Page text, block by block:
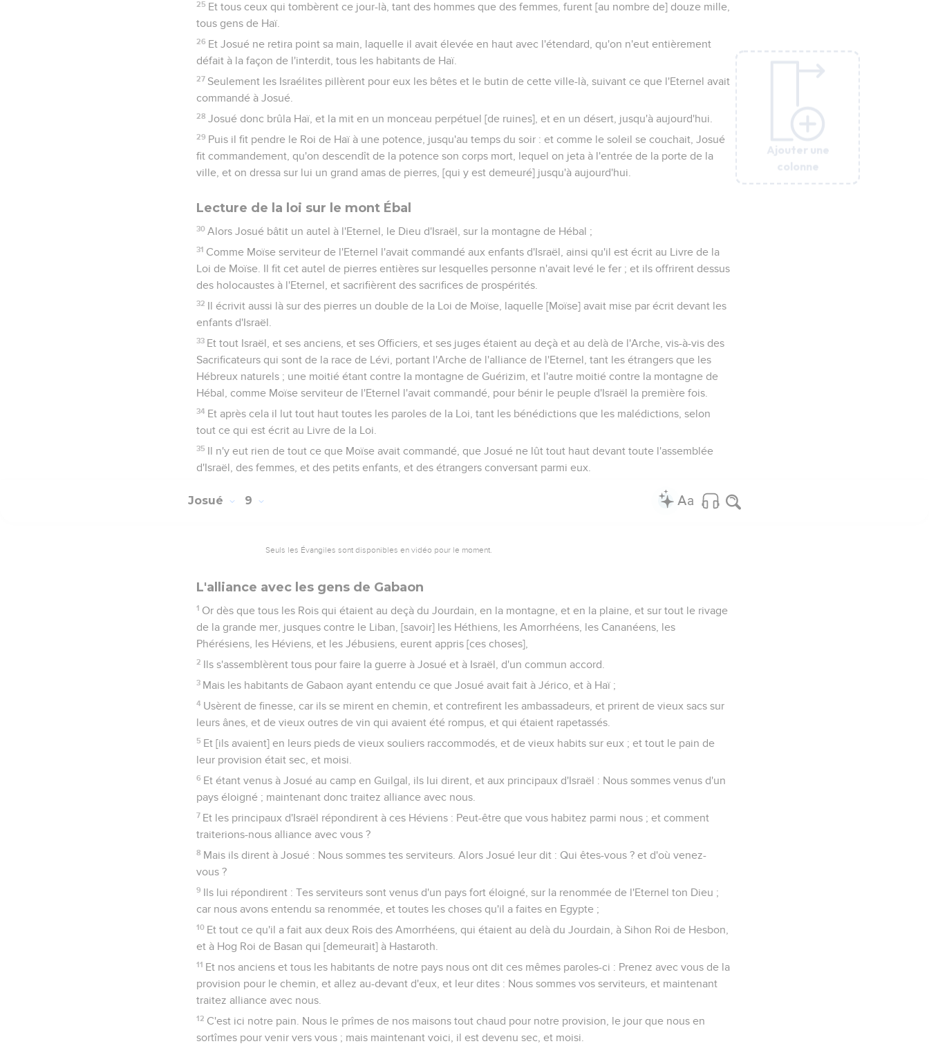
Ajouter une
colonne
25 Et tous ceux qui tombèrent ce jour-là, tant des hommes que des femmes, furent [au nombre de] douze mille,
tous gens de Haï.
26 Et Josué ne retira point sa main, laquelle il avait élevée en haut avec l'étendard, qu'on n'eut entièrement
défait à la façon de l'interdit, tous les habitants de Haï.
27 Seulement les Israélites pillèrent pour eux les bêtes et le butin de cette ville-là, suivant ce que l'Eternel avait
commandé à Josué.
28 Josué donc brûla Haï, et la mit en un monceau perpétuel [de ruines], et en un désert, jusqu'à aujourd'hui.
29 Puis il fit pendre le Roi de Haï à une potence, jusqu'au temps du soir : et comme le soleil se couchait, Josué
fit commandement, qu'on descendît de la potence son corps mort, lequel on jeta à l'entrée de la porte de la
ville, et on dressa sur lui un grand amas de pierres, [qui y est demeuré] jusqu'à aujourd'hui.
Lecture de la loi sur le mont Ébal
30 Alors Josué bâtit un autel à l'Eternel, le Dieu d'Israël, sur la montagne de Hébal ;
31 Comme Moïse serviteur de l'Eternel l'avait commandé aux enfants d'Israël, ainsi qu'il est écrit au Livre de la
Loi de Moïse. Il fit cet autel de pierres entières sur lesquelles personne n'avait levé le fer ; et ils offrirent dessus
des holocaustes à l'Eternel, et sacrifièrent des sacrifices de prospérités.
32 Il écrivit aussi là sur des pierres un double de la Loi de Moïse, laquelle [Moïse] avait mise par écrit devant les
enfants d'Israël.
33 Et tout Israël, et ses anciens, et ses Officiers, et ses juges étaient au deçà et au delà de l'Arche, vis-à-vis des
Sacrificateurs qui sont de la race de Lévi, portant l'Arche de l'alliance de l'Eternel, tant les étrangers que les
Hébreux naturels ; une moitié étant contre la montagne de Guérizim, et l'autre moitié contre la montagne de
Hébal, comme Moïse serviteur de l'Eternel l'avait commandé, pour bénir le peuple d'Israël la première fois.
34 Et après cela il lut tout haut toutes les paroles de la Loi, tant les bénédictions que les malédictions, selon
tout ce qui est écrit au Livre de la Loi.
35 Il n'y eut rien de tout ce que Moïse avait commandé, que Josué ne lût tout haut devant toute l'assemblée
d'Israël, des femmes, et des petits enfants, et des étrangers conversant parmi eux.
Ajouter une
colonne
Josué 9
Seuls les Évangiles sont disponibles en vidéo pour le moment.
L'alliance avec les gens de Gabaon
1 Or dès que tous les Rois qui étaient au deçà du Jourdain, en la montagne, et en la plaine, et sur tout le rivage
de la grande mer, jusques contre le Liban, [savoir] les Héthiens, les Amorrhéens, les Cananéens, les
Phérésiens, les Héviens, et les Jébusiens, eurent appris [ces choses],
2 Ils s'assemblèrent tous pour faire la guerre à Josué et à Israël, d'un commun accord.
3 Mais les habitants de Gabaon ayant entendu ce que Josué avait fait à Jérico, et à Haï ;
4 Usèrent de finesse, car ils se mirent en chemin, et contrefirent les ambassadeurs, et prirent de vieux sacs sur
leurs ânes, et de vieux outres de vin qui avaient été rompus, et qui étaient rapetassés.
5 Et [ils avaient] en leurs pieds de vieux souliers raccommodés, et de vieux habits sur eux ; et tout le pain de
leur provision était sec, et moisi.
6 Et étant venus à Josué au camp en Guilgal, ils lui dirent, et aux principaux d'Israël : Nous sommes venus d'un
pays éloigné ; maintenant donc traitez alliance avec nous.
7 Et les principaux d'Israël répondirent à ces Héviens : Peut-être que vous habitez parmi nous ; et comment
traiterions-nous alliance avec vous ?
8 Mais ils dirent à Josué : Nous sommes tes serviteurs. Alors Josué leur dit : Qui êtes-vous ? et d'où venez-
vous ?
9 Ils lui répondirent : Tes serviteurs sont venus d'un pays fort éloigné, sur la renommée de l'Eternel ton Dieu ;
car nous avons entendu sa renommée, et toutes les choses qu'il a faites en Egypte ;
10 Et tout ce qu'il a fait aux deux Rois des Amorrhéens, qui étaient au delà du Jourdain, à Sihon Roi de Hesbon,
et à Hog Roi de Basan qui [demeurait] à Hastaroth.
11 Et nos anciens et tous les habitants de notre pays nous ont dit ces mêmes paroles-ci : Prenez avec vous de la
provision pour le chemin, et allez au-devant d'eux, et leur dites : Nous sommes vos serviteurs, et maintenant
traitez alliance avec nous.
12 C'est ici notre pain. Nous le prîmes de nos maisons tout chaud pour notre provision, le jour que nous en
sortîmes pour venir vers vous ; mais maintenant voici, il est devenu sec, et moisi.
Ajouter une
colonne
Ajouter une
colonne
Ajouter une
colonne
Ajouter une
colonne